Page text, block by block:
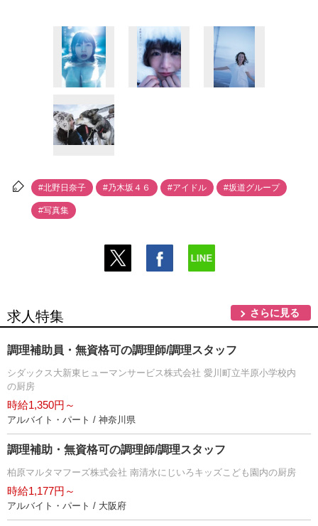
#北野日奈子 #乃木坂４６ #アイドル #坂道グループ
#写真集
求人特集 さらに見る
調理補助員・無資格可の調理師/調理スタッフ
シダックス大新東ヒューマンサービス株式会社 愛川町立半原小学校内
の厨房
時給1,350円～
アルバイト・パート / 神奈川県
調理補助・無資格可の調理師/調理スタッフ
柏原マルタマフーズ株式会社 南清水にじいろキッズこども園内の厨房
時給1,177円～
アルバイト・パート / 大阪府